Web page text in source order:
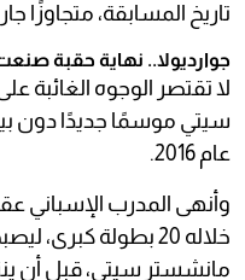
تاريخ المسابقة، متجاوزًا
جوارديولا.. نهاية حقبة
لا تقتصر الوجوه الغائبة
سيتي موسمًا جديدًا دون
عام 2016.
وأنهى المدرب الإسباني
خلاله 20 بطولة
مانشستر سيتي، قبل أن